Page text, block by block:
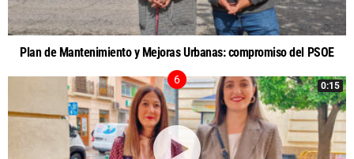
Plan de Mantenimiento y Mejoras Urbanas: compromiso del PSOE
0:15